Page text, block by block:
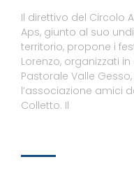
Il direttivo del Circolo
Aps, giunto al suo
territorio, propone i
Lorenzo, organizzati
Pastorale Valle
l’associazione amici
Colletto. Il